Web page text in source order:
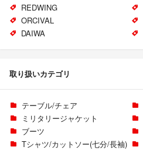
REDWING
ORCIVAL
DAIWA
取り扱いカテゴリ
テーブル/チェア
ミリタリージャケット
ブーツ
Tシャツ/カットソー(七分/長袖)